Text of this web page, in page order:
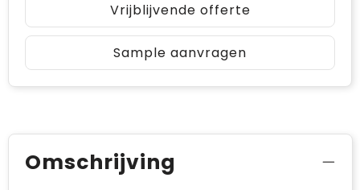
Vrijblijvende offerte
Sample aanvragen
Omschrijving